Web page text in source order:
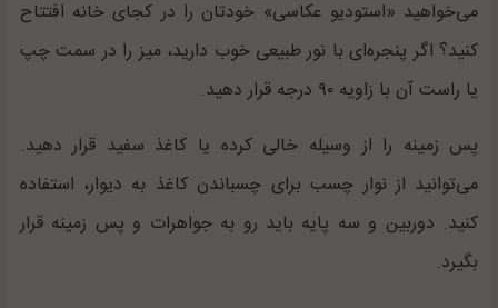
می‌خواهید «استودیو عکاسی» خودتان را در کجای خانه افتتاح
کنید؟ اگر پنجره‌ای با نور طبیعی خوب دارید، میز را در سمت چپ
یا راست آن با زاویه ۹۰ درجه قرار دهید.
پس زمینه را از وسیله خالی کرده یا کاغذ سفید قرار دهید.
می‌توانید از نوار چسب برای چسباندن کاغذ به دیوار، استفاده
کنید. دوربین و سه پایه باید رو به جواهرات و پس زمینه قرار
بگیرد.